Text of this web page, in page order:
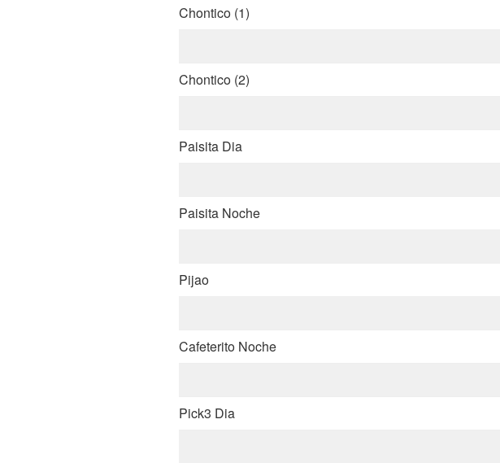
Chontico (1)
Chontico (2)
Paisita Dia
Paisita Noche
Pijao
Cafeterito Noche
Pick3 Dia